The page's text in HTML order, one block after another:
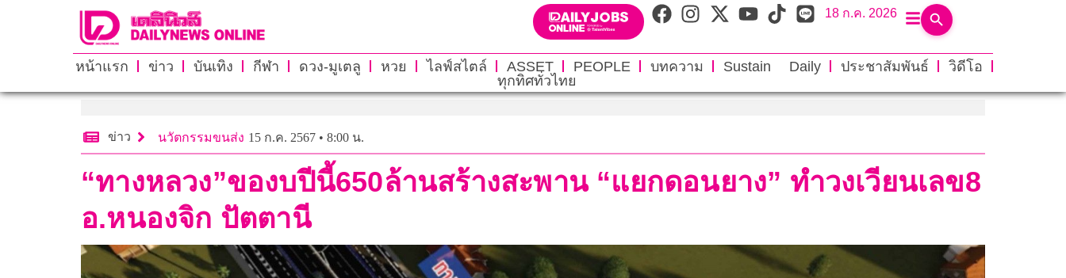
18 ก.ค. 2026
หน้าแรก ข่าว บันเทิง กีฬา ดวง-มูเตลู หวย ไลฟ์สไตล์ ASSET PEOPLE บทความ Sustain Daily ประชาสัมพันธ์
วิดีโอ
ทุกทิศทั่วไทย
ข่าว นวัตกรรมขนส่ง 15 ก.ค. 2567 • 8:00 น.
“ทางหลวง”ของบปีนี้650ล้านสร้างสะพาน “แยกดอนยาง” ทำวงเวียนเลข8
อ.หนองจิก ปัตตานี